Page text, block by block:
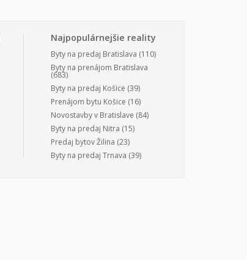
Najpopulárnejšie reality
Byty na predaj Bratislava (110)
Byty na prenájom Bratislava
(683)
Byty na predaj Košice (39)
Prenájom bytu Košice (16)
Novostavby v Bratislave (84)
Byty na predaj Nitra (15)
Predaj bytov Žilina (23)
Byty na predaj Trnava (39)